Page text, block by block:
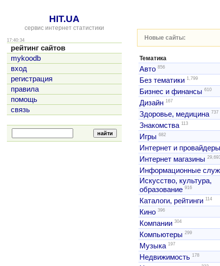
HIT.UA
сервис интернет статистики
17:40:34
рейтинг сайтов
mykoodb
вход
регистрация
правила
помощь
связь
Новые сайты:
Тематика
Авто 856
Без тематики 1,799
Бизнес и финансы 610
Дизайн 167
Здоровье, медицина 737
Знакомства 113
Игры 682
Интернет и провайдеры
Интернет магазины
Информационные
Искусство, культура,
образование 916
Каталоги, рейтинги 114
Кино 396
Компании 304
Компьютеры 299
Музыка 197
Недвижимость 178